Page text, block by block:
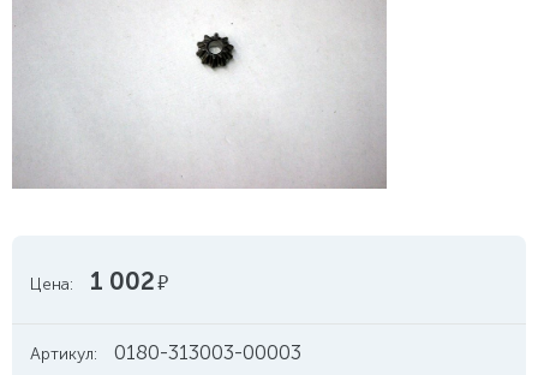
Цена: 1 002руб.
Артикул: 0180-313003-00003